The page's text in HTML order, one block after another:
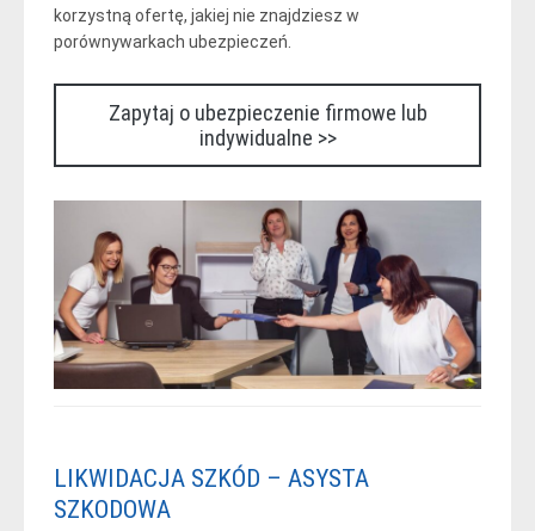
korzystną ofertę, jakiej nie znajdziesz w
porównywarkach ubezpieczeń.
Zapytaj o ubezpieczenie firmowe lub
indywidualne >>
LIKWIDACJA SZKÓD – ASYSTA
SZKODOWA